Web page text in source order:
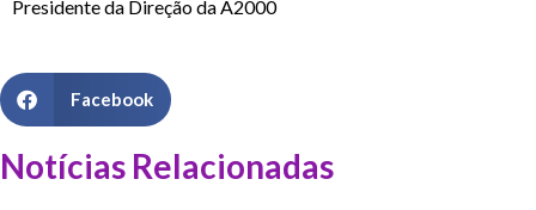
Presidente da Direção da A2000
Facebook
Notícias Relacionadas